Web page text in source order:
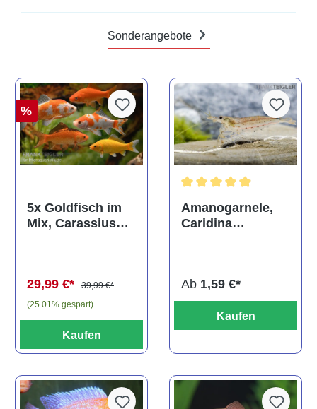
Sonderangebote
%
5x Goldfisch im
Mix, Carassius
29,99 €*
39,99 €*
(25.01% gespart)
Kaufen
Amanogarnele,
Caridina
Ab 1,59 €*
Kaufen